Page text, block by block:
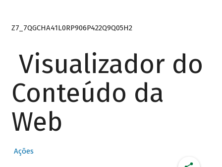
Z7_7QGCHA41L0RP906P422Q9Q05H2
Visualizador do
Conteúdo da
Web
Ações